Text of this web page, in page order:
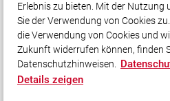
Thomas Franke
Erlebnis zu bieten. Mit der Nutzung
Sie der Verwendung von Cookies
die Verwendung von Cookies und
Zukunft widerrufen können, finden
Datenschutzhinweisen.
Details zeigen